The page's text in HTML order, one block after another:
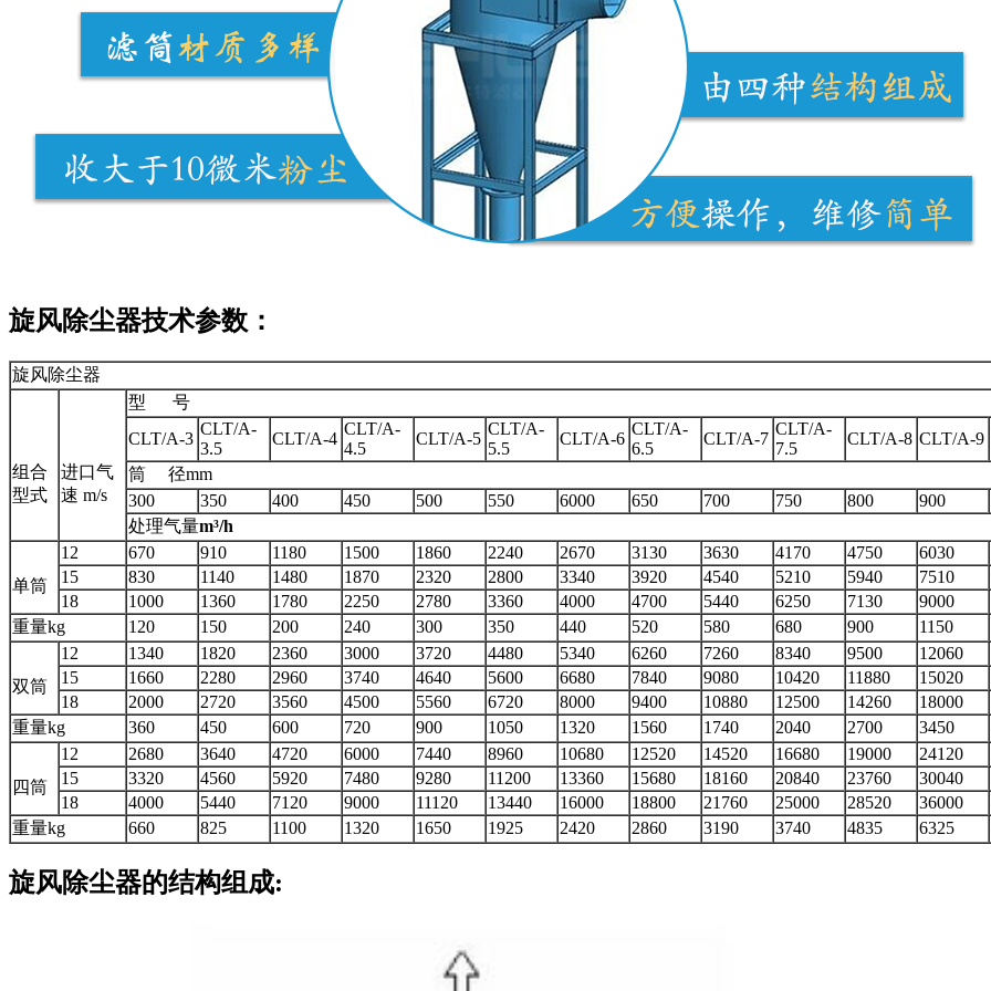
旋风除尘器技术参数：
旋风除尘器
组合
型式
进口气
速 m/s
型 号
CLT/A-3
CLT/A-
3.5
CLT/A-4
CLT/A-
4.5
CLT/A-5
CLT/A-
5.5
CLT/A-6
CLT/A-
6.5
CLT/A-7
CLT/A-
7.5
CLT/A-8 CLT/A-9
筒 径mm
300
350 400 450 500 550 6000 650 700 750 800 900
处理气量m³/h
单筒
12 670 910 1180 1500 1860 2240 2670 3130 3630 4170 4750 6030
15
830 1140 1480 1870 2320 2800 3340 3920 4540 5210 5940 7510
18
1000 1360 1780 2250 2780 3360 4000 4700 5440 6250 7130 9000
重量kg
120 150 200 240 300 350 440 520 580 680 900 1150
双筒
12 1340 1820 2360 3000 3720 4480 5340 6260 7260 8340 9500 12060
15
1660 2280 2960 3740 4640 5600 6680 7840 9080 10420 11880 15020
18
2000 2720 3560 4500 5560 6720 8000 9400 10880 12500 14260 18000
重量kg
360 450 600 720 900 1050 1320 1560 1740 2040 2700 3450
四筒
12 2680 3640 4720 6000 7440 8960 10680 12520 14520 16680 19000 24120
15
3320 4560 5920 7480 9280 11200 13360 15680 18160 20840 23760 30040
18
4000 5440 7120 9000 11120 13440 16000 18800 21760 25000 28520 36000
重量kg
660 825 1100 1320 1650 1925 2420 2860 3190 3740 4835 6325
旋风除尘器的结构组成: